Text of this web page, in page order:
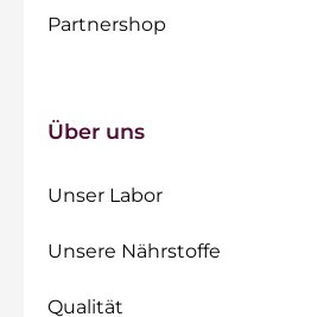
Partnershop
Über uns
Unser Labor
Unsere Nährstoffe
Qualität